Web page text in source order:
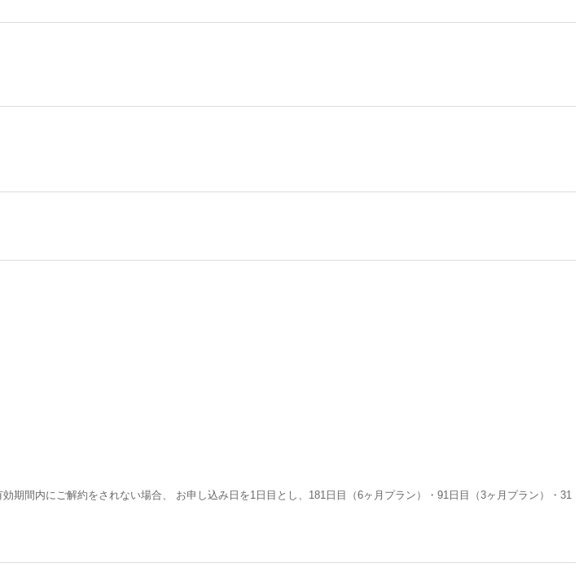
間内にご解約をされない場合、 お申し込み日を1日目とし、181日目（6ヶ月プラン）・91日目（3ヶ月プラン）・31